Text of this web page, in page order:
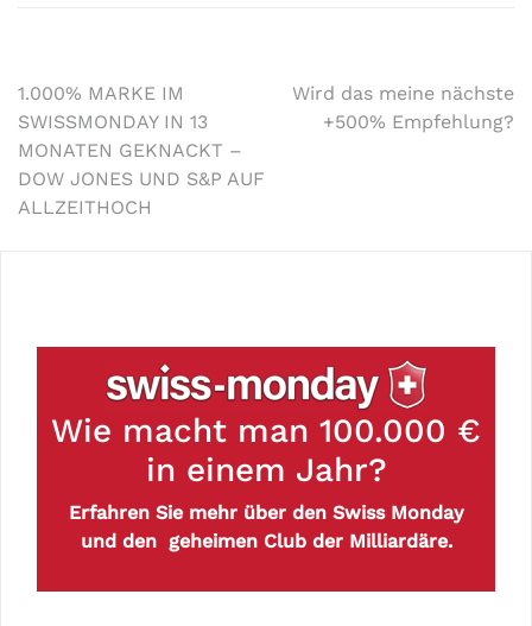
1.000% MARKE IM
SWISSMONDAY IN 13
MONATEN GEKNACKT –
DOW JONES UND S&P AUF
ALLZEITHOCH
Wird das meine nächste
+500% Empfehlung?
Wie macht man 100.000 €
in einem Jahr?
Erfahren Sie mehr über den Swiss Monday
und den geheimen Club der Milliardäre.